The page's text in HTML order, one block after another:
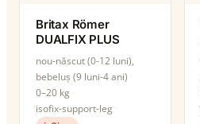
Britax Römer
DUALFIX PLUS
nou-născut (0-12 luni),
bebeluș (9 luni-4 ani)
0–20 kg
isofix-support-leg